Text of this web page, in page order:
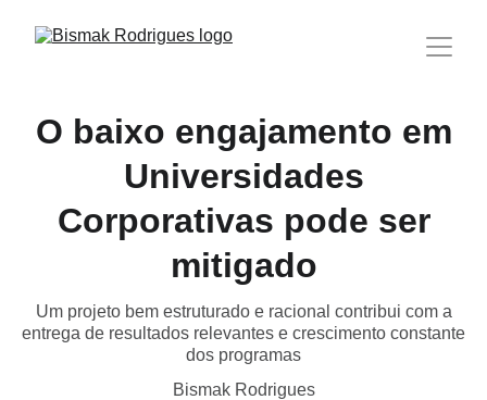
O baixo engajamento em
Universidades
Corporativas pode ser
mitigado
Um projeto bem estruturado e racional contribui com a
entrega de resultados relevantes e crescimento constante
dos programas
Bismak Rodrigues